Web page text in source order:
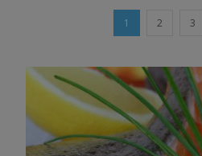
1 2 3